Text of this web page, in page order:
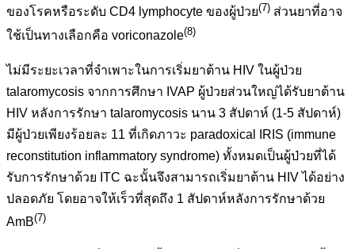
ของโรคหรือระดับ CD4 lymphocyte ของผู้ป่วย(7) ส่วนยาที่อาจ
ใช้เป็นทางเลือกคือ voriconazole(8)
ไม่มีระยะเวลาที่จำเพาะในการเริ่มยาต้าน HIV ในผู้ป่วย
talaromycosis จากการศึกษา IVAP ผู้ป่วยส่วนใหญ่ได้รับยาต้าน
HIV หลังการรักษา talaromycosis นาน 3 สัปดาห์ (1-5 สัปดาห์)
มีผู้ป่วยเพียงร้อยละ 11 ที่เกิดภาวะ paradoxical IRIS (immune
reconstitution inflammatory syndrome) ทั้งหมดเป็นผู้ป่วยที่ได้
รับการรักษาด้วย ITC ฉะนั้นจึงสามารถเริ่มยาต้าน HIV ได้อย่าง
ปลอดภัย โดยอาจให้เร็วที่สุดถึง 1 สัปดาห์หลังการรักษาด้วย
AmB(7)